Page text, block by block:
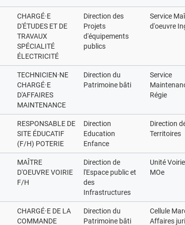
CHARGÉ·E
D'ÉTUDES ET DE
TRAVAUX
SPÉCIALITÉ
ÉLECTRICITÉ
Direction des
Projets
d'équipements
publics
Service
d'oeuvre
TECHNICIEN·NE
CHARGÉ·E
D'AFFAIRES
MAINTENANCE
Direction du
Patrimoine bâti
Service
Régie
RESPONSABLE DE
SITE ÉDUCATIF
(F/H) POTERIE
Direction
Education
Enfance
Direction
Territoires
MAÎTRE
D'OEUVRE VOIRIE
F/H
Direction de
l'Espace public et
des
Infrastructures
Unité
MOe
CHARGÉ·E DE LA
COMMANDE
Direction du
Patrimoine bâti
Cellule
Affaires